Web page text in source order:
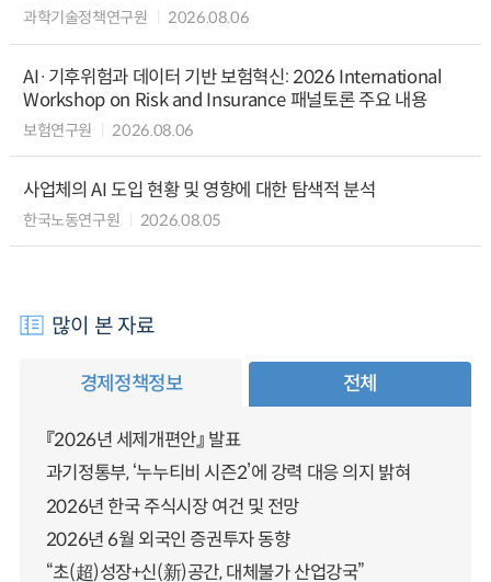
과학기술정책연구원 2026.08.06
AI·기후위험과 데이터 기반 보험혁신: 2026 International
Workshop on Risk and Insurance 패널토론 주요 내용
보험연구원 2026.08.06
사업체의 AI 도입 현황 및 영향에 대한 탐색적 분석
한국노동연구원 2026.08.05
많이 본 자료
경제정책정보 전체
『2026년 세제개편안』 발표
과기정통부, ‘누누티비 시즌2’에 강력 대응 의지 밝혀
2026년 한국 주식시장 여건 및 전망
2026년 6월 외국인 증권투자 동향
“초(超)성장+신(新)공간, 대체불가 산업강국”